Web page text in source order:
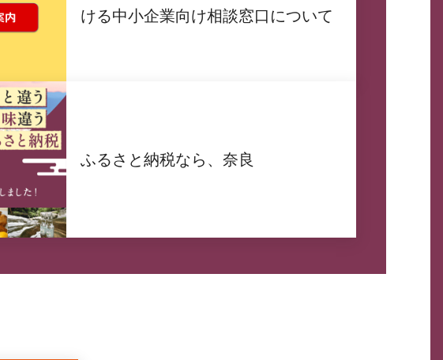
ける中小企業向け相談窓口について
ふるさと納税なら、奈良